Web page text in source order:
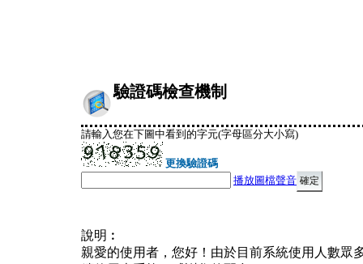
驗證碼檢查機制
請輸入您在下圖中看到的字元(字母區分大小寫)
更換驗證碼
播放圖檔聲音
說明︰
親愛的使用者，您好！由於目前系統使用人數眾